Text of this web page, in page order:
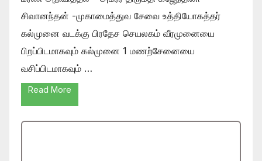
சிவானந்தன் -முகாமைத்துவ சேவை உத்தியோகத்தர்
கல்முனை வடக்கு பிரதேச செயலகம் வீரமுனையை
பிறப்பிடமாகவும் கல்முனை 1 மணற்சேனையை
வசிப்பிடமாகவும் …
Read More